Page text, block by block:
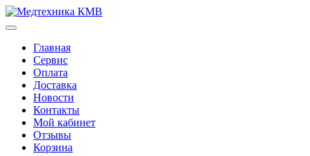
Главная
Сервис
Оплата
Доставка
Новости
Контакты
Мой кабинет
Отзывы
Корзина